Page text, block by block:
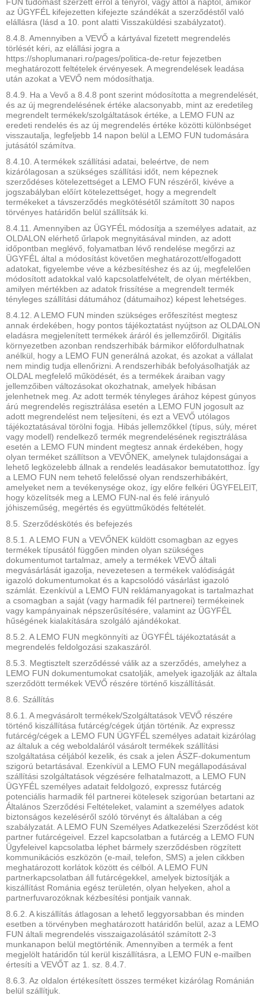
az ÜGYFÉL kifejezetten kifejezte szándékát a szerződéstől való
elállásra (lásd a 10. pont alatti Visszaküldési szabályzatot).
8.4.8. Amennyiben a VEVŐ a kártyával fizetett megrendelés
törlését kéri, az elállási jogra a
https://shoplumanari.ro/pages/politica-de-retur fejezetben
meghatározott feltételek érvényesek. A megrendelések leadása
után azokat a VEVŐ nem módosíthatja.
8.4.9. Ha a Vevő a 8.4.8 pont szerint módosította a megrendelését,
és az új megrendelésének értéke alacsonyabb, mint az eredetileg
megrendelt termékek/szolgáltatások értéke, a LEMO FUN az
eredeti rendelés és az új megrendelés értéke közötti különbséget
visszautalja, legfeljebb 14 napon belül a LEMO FUN tudomására
jutásától számítva.
8.4.10. A termékek szállítási adatai, beleértve, de nem
kizárólagosan a szükséges szállítási időt, nem képeznek
szerződéses kötelezettséget a LEMO FUN részéről, kivéve a
jogszabályban előírt kötelezettséget, hogy a megrendelt
termékeket a távszerződés megkötésétől számított 30 napos
törvényes határidőn belül szállítsák ki.
8.4.11. Amennyiben az ÜGYFÉL módosítja a személyes adatait, az
OLDALON elérhető űrlapok megnyitásával minden, az adott
időpontban meglévő, folyamatban lévő rendelése megőrzi az
ÜGYFÉL által a módosítást követően meghatározott/elfogadott
adatokat, figyelembe véve a kézbesítéshez és az új, megfelelően
módosított adatokkal való kapcsolatfelvételt, de olyan mértékben,
amilyen mértékben az adatok frissítése a megrendelt termék
tényleges szállítási dátumához (dátumaihoz) képest lehetséges.
8.4.12. A LEMO FUN minden szükséges erőfeszítést megtesz
annak érdekében, hogy pontos tájékoztatást nyújtson az OLDALON
eladásra megjelenített termékek áráról és jellemzőiről. Digitális
környezetben azonban rendszerhibák bármikor előfordulhatnak
anélkül, hogy a LEMO FUN generálná azokat, és azokat a vállalat
nem mindig tudja ellenőrizni. A rendszerhibák befolyásolhatják az
OLDAL megfelelő működését, és a termékek áraiban vagy
jellemzőiben változásokat okozhatnak, amelyek hibásan
jelenhetnek meg. Az adott termék tényleges árához képest gúnyos
árú megrendelés regisztrálása esetén a LEMO FUN jogosult az
adott megrendelést nem teljesíteni, és ezt a VEVŐ utólagos
tájékoztatásával törölni fogja. Hibás jellemzőkkel (típus, súly, méret
vagy modell) rendelkező termék megrendelésének regisztrálása
esetén a LEMO FUN mindent megtesz annak érdekében, hogy
olyan terméket szállítson a VEVŐNEK, amelynek tulajdonságai a
lehető legközelebb állnak a rendelés leadásakor bemutatotthoz. Így
a LEMO FUN nem tehető felelőssé olyan rendszerhibákért,
amelyeket nem a tevékenysége okoz, így előre felkéri ÜGYFELEIT,
hogy közelítsék meg a LEMO FUN-nal és felé irányuló
jóhiszeműség, megértés és együttműködés feltételét.
8.5. Szerződéskötés és befejezés
8.5.1. A LEMO FUN a VEVŐNEK küldött csomagban az egyes
termékek típusától függően minden olyan szükséges
dokumentumot tartalmaz, amely a termékek VEVŐ általi
megvásárlását igazolja, nevezetesen a termékek valódiságát
igazoló dokumentumokat és a kapcsolódó vásárlást igazoló
számlát. Ezenkívül a LEMO FUN reklámanyagokat is tartalmazhat
a csomagban a saját (vagy harmadik fél partnerei) termékeinek
vagy kampányainak népszerűsítésére, valamint az ÜGYFÉL
hűségének kialakítására szolgáló ajándékokat.
8.5.2. A LEMO FUN megkönnyíti az ÜGYFÉL tájékoztatását a
megrendelés feldolgozási szakaszáról.
8.5.3. Megtisztelt szerződéssé válik az a szerződés, amelyhez a
LEMO FUN dokumentumokat csatolják, amelyek igazolják az általa
szerződött termékek VEVŐ részére történő kiszállítását.
8.6. Szállítás
8.6.1. A megvásárolt termékek/Szolgáltatások VEVŐ részére
történő kiszállítása futárcég/cégek útján történik. Az expressz
futárcég/cégek a LEMO FUN ÜGYFÉL személyes adatait kizárólag
az általuk a cég weboldaláról vásárolt termékek szállítási
szolgáltatása céljából kezelik, és csak a jelen ÁSZF-dokumentum
szigorú betartásával. Ezenkívül a LEMO FUN megállapodásával
szállítási szolgáltatások végzésére felhatalmazott, a LEMO FUN
ÜGYFÉL személyes adatait feldolgozó, expressz futárcég
potenciális harmadik fél partnerei kötelesek szigorúan betartani az
Általános Szerződési Feltételeket, valamint a személyes adatok
biztonságos kezeléséről szóló törvényt és általában a cég
szabályzatát. A LEMO FUN Személyes Adatkezelési Szerződést köt
partner futárcégeivel. Ezzel kapcsolatban a futárcég a LEMO FUN
Ügyfeleivel kapcsolatba léphet bármely szerződésben rögzített
kommunikációs eszközön (e-mail, telefon, SMS) a jelen cikkben
meghatározott korlátok között és célból. A LEMO FUN
partnerkapcsolatban áll futárcégekkel, amelyek biztosítják a
kiszállítást Románia egész területén, olyan helyeken, ahol a
partnerfuvarozóknak kézbesítési pontjaik vannak.
8.6.2. A kiszállítás átlagosan a lehető leggyorsabban és minden
esetben a törvényben meghatározott határidőn belül, azaz a LEMO
FUN általi megrendelés visszaigazolásától számított 2-3
munkanapon belül megtörténik. Amennyiben a termék a fent
megjelölt határidőn túl kerül kiszállításra, a LEMO FUN e-mailben
értesíti a VEVŐT az 1. sz. 8.4.7.
8.6.3. Az oldalon értékesített összes terméket kizárólag Románián
belül szállítjuk.